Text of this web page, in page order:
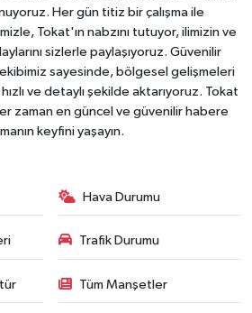
Her gün titiz bir çalışma ile
Tokat'ın nabzını tutuyor, ilimizin ve
sizlerle paylaşıyoruz. Güvenilir
sayesinde, bölgesel gelişmeleri
ve detaylı şekilde aktarıyoruz. Tokat
zaman en güncel ve güvenilir habere
keyfini yaşayın.
Hava Durumu
Trafik Durumu
Tüm Manşetler